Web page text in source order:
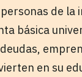
de la
básica
en su